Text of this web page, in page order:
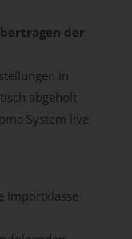
der
in
abgeholt
System live
Importklasse